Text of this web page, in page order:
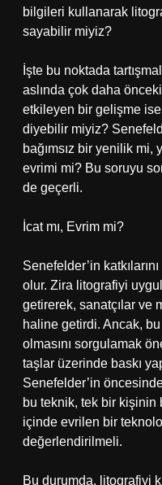
bilgileri kullanarak
sayabilir miyiz?
İşte bu noktada
aslında çok daha
etkileyen bir gelişme
diyebilir miyiz?
bağımsız bir yenilik
evrimi mi? Bu soruyu
de geçerli.
İcat mı, Evrim mi?
Senefelder’in
olur. Zira litografiyi
getirerek, sanatçılar ve
haline getirdi. Ancak,
olmasını sorgulamak
taşlar üzerinde baskı
Senefelder’in
bu teknik, tek bir kişinin
içinde evrilen bir
değerlendirilmeli.
Bu durumda, litografiyi